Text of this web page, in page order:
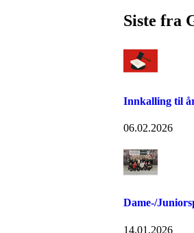
Siste fra
Innkalling til
06.02.2026
Dame-/
14.01.2026